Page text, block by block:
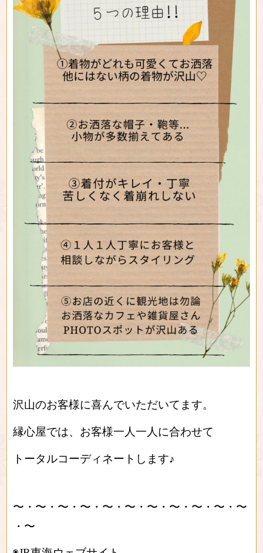
沢山のお客様に喜んでいただいてます。
縁心屋では、お客様一人一人に合わせて
トータルコーディネートします♪
〜・〜・〜・〜・〜・〜・〜・〜・〜・〜・〜
・〜